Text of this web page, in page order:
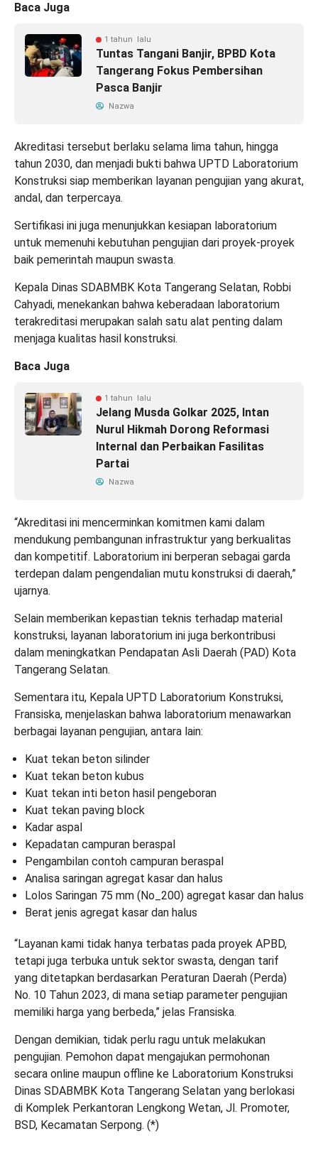
Baca Juga
1 tahun lalu
Tuntas Tangani Banjir, BPBD Kota
Tangerang Fokus Pembersihan
Pasca Banjir
Nazwa
Akreditasi tersebut berlaku selama lima tahun, hingga
tahun 2030, dan menjadi bukti bahwa UPTD Laboratorium
Konstruksi siap memberikan layanan pengujian yang akurat,
andal, dan terpercaya.
Sertifikasi ini juga menunjukkan kesiapan laboratorium
untuk memenuhi kebutuhan pengujian dari proyek-proyek
baik pemerintah maupun swasta.
Kepala Dinas SDABMBK Kota Tangerang Selatan, Robbi
Cahyadi, menekankan bahwa keberadaan laboratorium
terakreditasi merupakan salah satu alat penting dalam
menjaga kualitas hasil konstruksi.
Baca Juga
1 tahun lalu
Jelang Musda Golkar 2025, Intan
Nurul Hikmah Dorong Reformasi
Internal dan Perbaikan Fasilitas
Partai
Nazwa
“Akreditasi ini mencerminkan komitmen kami dalam
mendukung pembangunan infrastruktur yang berkualitas
dan kompetitif. Laboratorium ini berperan sebagai garda
terdepan dalam pengendalian mutu konstruksi di daerah,”
ujarnya.
Selain memberikan kepastian teknis terhadap material
konstruksi, layanan laboratorium ini juga berkontribusi
dalam meningkatkan Pendapatan Asli Daerah (PAD) Kota
Tangerang Selatan.
Sementara itu, Kepala UPTD Laboratorium Konstruksi,
Fransiska, menjelaskan bahwa laboratorium menawarkan
berbagai layanan pengujian, antara lain:
Kuat tekan beton silinder
Kuat tekan beton kubus
Kuat tekan inti beton hasil pengeboran
Kuat tekan paving block
Kadar aspal
Kepadatan campuran beraspal
Pengambilan contoh campuran beraspal
Analisa saringan agregat kasar dan halus
Lolos Saringan 75 mm (No_200) agregat kasar dan halus
Berat jenis agregat kasar dan halus
“Layanan kami tidak hanya terbatas pada proyek APBD,
tetapi juga terbuka untuk sektor swasta, dengan tarif
yang ditetapkan berdasarkan Peraturan Daerah (Perda)
No. 10 Tahun 2023, di mana setiap parameter pengujian
memiliki harga yang berbeda,” jelas Fransiska.
Dengan demikian, tidak perlu ragu untuk melakukan
pengujian. Pemohon dapat mengajukan permohonan
secara online maupun offline ke Laboratorium Konstruksi
Dinas SDABMBK Kota Tangerang Selatan yang berlokasi
di Komplek Perkantoran Lengkong Wetan, Jl. Promoter,
BSD, Kecamatan Serpong. (*)